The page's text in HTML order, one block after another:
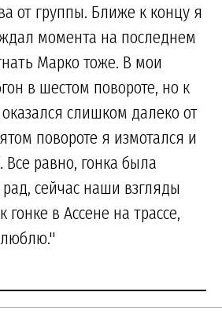
от группы. Ближе к концу я
момента на последнем
Марко тоже. В мои
в шестом повороте, но к
слишком далеко от
повороте я измотался и
Все равно, гонка была
сейчас наши взгляды
в Ассене на трассе,